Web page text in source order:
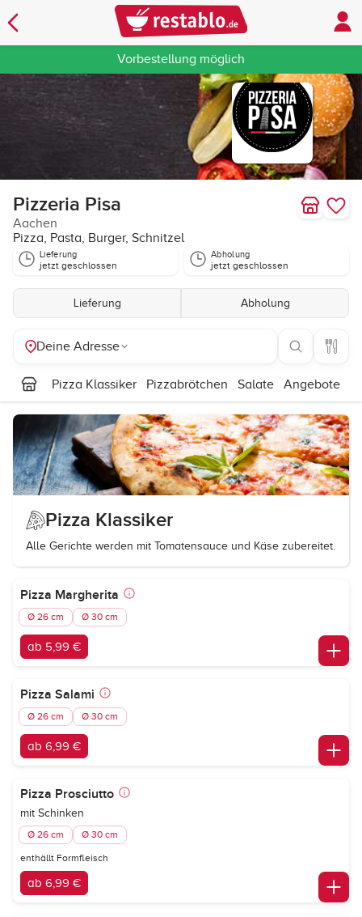
Vorbestellung möglich
Pizzeria Pisa
Aachen
Pizza, Pasta, Burger, Schnitzel
Lieferung
jetzt geschlossen
Abholung
jetzt geschlossen
Lieferung Abholung
Deine Adresse
Pizza Klassiker Pizzabrötchen Salate Angebote
Pizza Klassiker
Alle Gerichte werden mit Tomatensauce und Käse zubereitet.
Pizza Margherita
Ø 26 cm Ø 30 cm
ab 5,99 €
Pizza Salami
Ø 26 cm Ø 30 cm
ab 6,99 €
Pizza Prosciutto
mit Schinken
Ø 26 cm Ø 30 cm
enthällt Formfleisch
ab 6,99 €